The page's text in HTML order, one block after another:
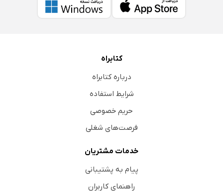
کتابراه
درباره کتابراه
شرایط استفاده
حریم خصوصی
فرصت‌های شغلی
خدمات مشتریان
پیام به پشتیبانی
راهنمای کاربران